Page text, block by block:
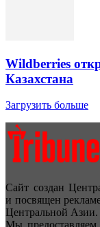
Wildberries
Казахстана
Загрузить больше
Сайт создан
и посвящен
Центральной Азии.